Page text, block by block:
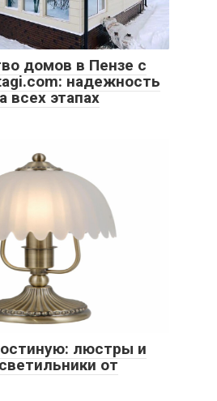
домов в Пензе с
надежность
всех этапах
люстры и
от